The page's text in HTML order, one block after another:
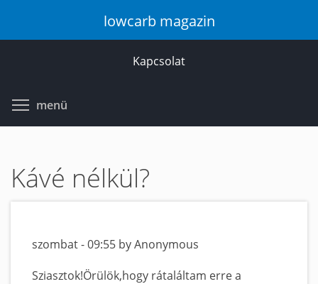
lowcarb magazin
Kapcsolat
menü
Kávé nélkül?
szombat - 09:55 by Anonymous
Sziasztok!Örülök,hogy rátaláltam erre a